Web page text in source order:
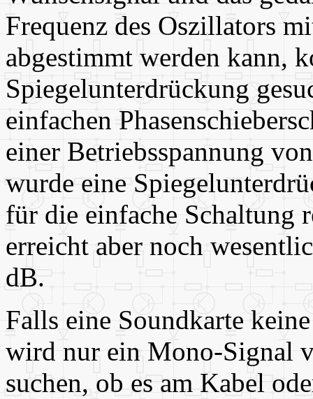
Frequenz des Oszillators
abgestimmt werden kann,
Spiegelunterdrückung
einfachen
einer Betriebsspannung
wurde eine
für die einfache Schaltung
erreicht aber noch
dB.
Falls eine Soundkarte
wird nur ein Mono-Signal
suchen, ob es am Kabel